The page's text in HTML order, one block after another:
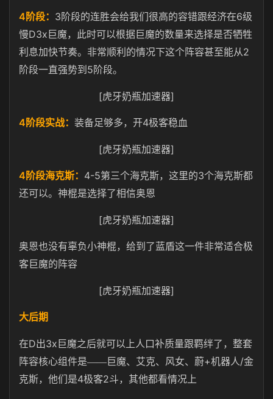
4 阶段： 3 阶段的连胜会给我们很高的容错跟经济在6级
慢D3x 巨魔，此时可以根据巨魔的数量来选择是否牺牲
利息加快节奏。非常顺利的情况下这个阵容甚至能从2
阶段一直强势到 5 阶段。
[虎牙奶瓶加速器]
4 阶段实战： 装备足够多，开4极客稳血
[虎牙奶瓶加速器]
4 阶段海克斯： 4-5第三个海克斯，这里的3个海克斯都
还可以。神棍是选择了相信奥恩
[虎牙奶瓶加速器]
奥恩也没有辜负小神棍，给到了蓝盾这一件非常适合极
客巨魔的阵容
[虎牙奶瓶加速器]
大后期
在D出3x 巨魔之后就可以上人口补质量跟羁绊了，整套
阵容核心组件是——巨魔、艾克、风女、蔚+机器人/金
克斯，他们是4极客2斗，其他都看情况上